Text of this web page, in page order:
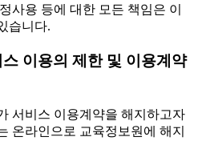
사용 등에 대한 모든 책임은 이
습니다.
이용의 제한 및 이용계약
서비스 이용계약을 해지하고자
온라인으로 교육정보원에 해지